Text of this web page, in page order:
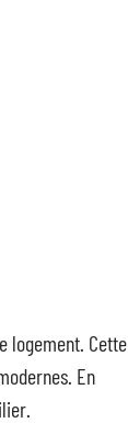
logement. Cette
En